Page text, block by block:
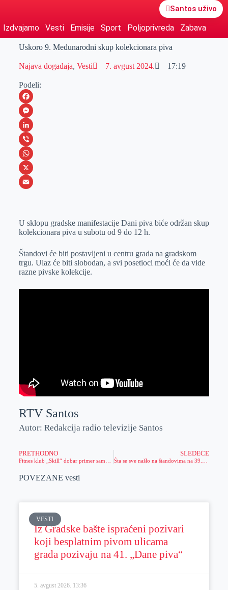
Santos uživo
Izdvajamo Vesti Emisije Sport Poljoprivreda Zabava
Uskoro 9. Međunarodni skup kolekcionara piva
Najava događaja, Vesti 7. avgust 2024. 17:19
Podeli:
F
a
c
e
b
o
M
e
s
s
e
e
L
i
n
k
I
V
i
b
W
h
s
p
p
X
a
l
U sklopu gradske manifestacije Dani piva biće održan skup
kolekcionara piva u subotu od 9 do 12 h.
Štandovi će biti postavljeni u centru grada na gradskom
trgu. Ulaz će biti slobodan, a svi posetioci moći će da vide
razne pivske kolekcije.
RTV Santos
Autor: Redakcija radio televizije Santos
PRETHODNO SLEDEĆE
POVEZANE vesti
VESTI
Iz Gradske bašte ispraćeni pozivari
koji besplatnim pivom ulicama
grada pozivaju na 41. „Dane piva“
5. avgust 2026. 13:36